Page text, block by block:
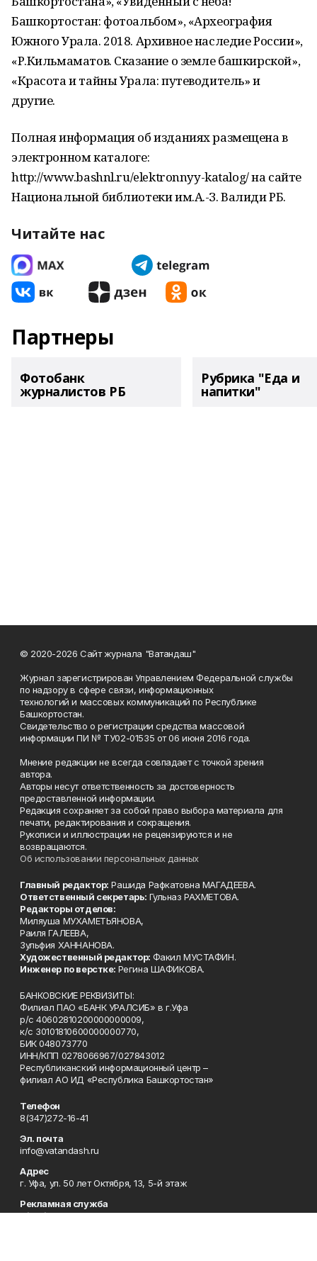
Башкортостан: фотоальбом», «Археография
Южного Урала. 2018. Архивное наследие России»,
«Р.Кильмаматов. Сказание о земле башкирской»,
«Красота и тайны Урала: путеводитель» и
другие.
Полная информация об изданиях размещена в
электронном каталоге:
http://www.bashnl.ru/elektronnyy-katalog/ на сайте
Национальной библиотеки им.А.-З. Валиди РБ.
Читайте нас
Партнеры
Фотобанк
журналистов РБ
Рубрика "Еда и
напитки"
© 2020-2026 Сайт журнала "Ватандаш"
Журнал зарегистрирован Управлением Федеральной службы
по надзору в сфере связи, информационных
технологий и массовых коммуникаций по Республике
Башкортостан.
Свидетельство о регистрации средства массовой
информации ПИ № ТУ02-01535 от 06 июня 2016 года.
Мнение редакции не всегда совпадает с точкой зрения
автора.
Авторы несут ответственность за достоверность
предоставленной информации.
Редакция сохраняет за собой право выбора материала для
печати, редактирования и сокращения.
Рукописи и иллюстрации не рецензируются и не
возвращаются.
Об использовании персональных данных
Главный редактор: Рашида Рафкатовна МАГАДЕЕВА.
Ответственный секретарь: Гульназ РАХМЕТОВА.
Редакторы отделов:
Миляуша МУХАМЕТЬЯНОВА,
Раиля ГАЛЕЕВА,
Зульфия ХАННАНОВА.
Художественный редактор: Факил МУСТАФИН.
Инженер по верстке: Регина ШАФИКОВА.
БАНКОВСКИЕ РЕКВИЗИТЫ:
Филиал ПАО «БАНК УРАЛСИБ» в г.Уфа
р/с 40602810200000000009,
к/с 30101810600000000770,
БИК 048073770
ИНН/КПП 0278066967/027843012
Республиканский информационный центр –
филиал АО ИД «Республика Башкортостан»
Телефон
8(347)272-16-41
Эл. почта
info@vatandash.ru
Адрес
г. Уфа, ул. 50 лет Октября, 13, 5-й этаж
Рекламная служба
8(347)272-16-41